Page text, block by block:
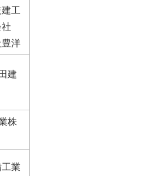
工
洋
建
株
業